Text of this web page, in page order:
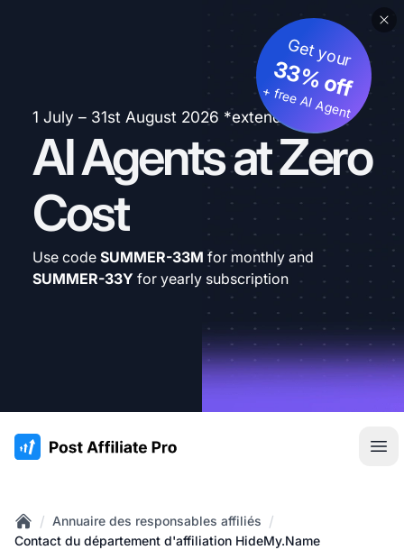
1 July – 31st August 2026 *extended
AI Agents at Zero
Cost
Get your
33% off
+ free AI Agent
Use code SUMMER-33M for monthly and
SUMMER-33Y for yearly subscription
:site.title
Home
/ Annuaire des responsables affiliés /
Contact du département d'affiliation HideMy.Name